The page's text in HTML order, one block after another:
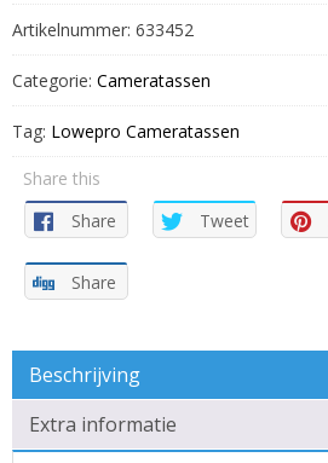
Artikelnummer: 633452
Categorie: Cameratassen
Tag: Lowepro Cameratassen
Share this
Share
Tweet
Share
Beschrijving
Extra informatie